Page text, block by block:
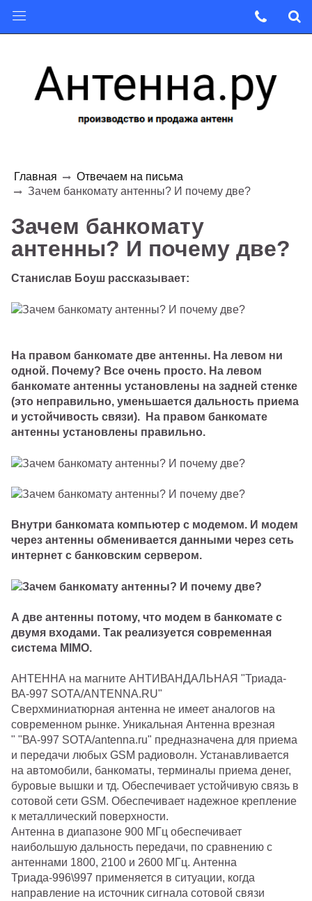
Главная
Отвечаем на письма
Зачем банкомату антенны? И почему две?
Зачем банкомату
антенны? И почему две?
Станислав Боуш рассказывает:
На правом банкомате две антенны. На левом ни
одной. Почему? Все очень просто. На левом
банкомате антенны установлены на задней стенке
(это неправильно, уменьшается дальность приема
и устойчивость связи).
На правом банкомате
антенны установлены правильно.
Внутри банкомата компьютер с модемом. И модем
через антенны обменивается данными через сеть
интернет с банковским сервером.
А две антенны потому, что модем в банкомате с
двумя входами. Так реализуется современная
система MIMO.
АНТЕННА на магните АНТИВАНДАЛЬНАЯ "Триада-
ВА-997 SOTA/ANTENNA.RU"
Сверхминиатюрная антенна не имеет аналогов на
современном рынке. Уникальная Антенна врезная
" "ВА-997 SOTA/antenna.ru" предназначена для приема
и передачи любых GSM радиоволн. Устанавливается
на автомобили, банкоматы, терминалы приема денег,
буровые вышки и тд. Обеспечивает устойчивую связь в
сотовой сети GSM. Обеспечивает надежное крепление
к металлический поверхности.
Антенна в диапазоне 900 МГц обеспечивает
наибольшую дальность передачи, по сравнению с
антеннами 1800, 2100 и 2600 МГц. Антенна
Триада-996\997 применяется в ситуации, когда
направление на источник сигнала сотовой связи